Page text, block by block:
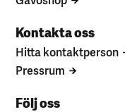
Kontakta oss
Hitta kontaktperson
Pressrum
Följ oss